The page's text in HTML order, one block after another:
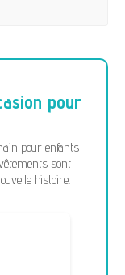
pour
pour enfants
sont
histoire.